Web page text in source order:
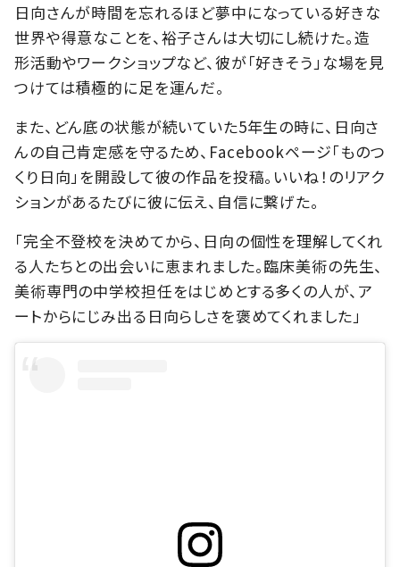
日向さんが時間を忘れるほど夢中になっている好きな
世界や得意なことを、裕子さんは大切にし続けた。造
形活動やワークショップなど、彼が「好きそう」な場を見
つけては積極的に足を運んだ。
また、どん底の状態が続いていた5年生の時に、日向さ
んの自己肯定感を守るため、Facebookページ「ものつ
くり日向」を開設して彼の作品を投稿。いいね！のリアク
ションがあるたびに彼に伝え、自信に繋げた。
「完全不登校を決めてから、日向の個性を理解してくれ
る人たちとの出会いに恵まれました。臨床美術の先生、
美術専門の中学校担任をはじめとする多くの人が、ア
ートからにじみ出る日向らしさを褒めてくれました」